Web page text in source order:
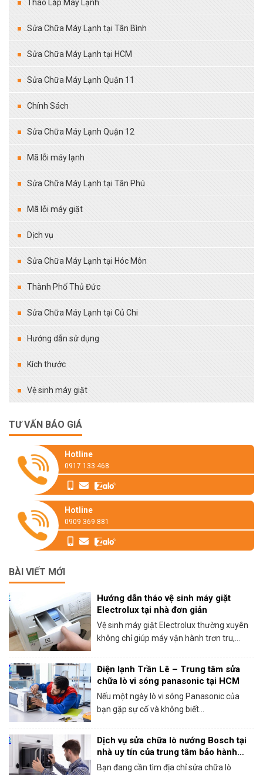
Tháo Lắp Máy Lạnh
Sửa Chữa Máy Lạnh tại Tân Bình
Sửa Chữa Máy Lạnh tại HCM
Sửa Chữa Máy Lạnh Quận 11
Chính Sách
Sửa Chữa Máy Lạnh Quận 12
Mã lỗi máy lạnh
Sửa Chữa Máy Lạnh tại Tân Phú
Mã lỗi máy giặt
Dịch vụ
Sửa Chữa Máy Lạnh tại Hóc Môn
Thành Phố Thủ Đức
Sửa Chữa Máy Lạnh tại Củ Chi
Hướng dẫn sử dụng
Kích thước
Vệ sinh máy giặt
TƯ VẤN BÁO GIÁ
Hotline
0917 133 468
Hotline
0909 369 881
BÀI VIẾT MỚI
Hướng dẫn tháo vệ sinh máy giặt
Electrolux tại nhà đơn giản
Vệ sinh máy giặt Electrolux thường xuyên
không chỉ giúp máy vận hành trơn tru,...
Điện lạnh Trần Lê – Trung tâm sửa
chữa lò vi sóng panasonic tại HCM
Nếu một ngày lò vi sóng Panasonic của
bạn gặp sự cố và không biết...
Dịch vụ sửa chữa lò nướng Bosch tại
nhà uy tín của trung tâm bảo hành
Bosch tại HCM
Bạn đang cần tìm địa chỉ sửa chữa lò